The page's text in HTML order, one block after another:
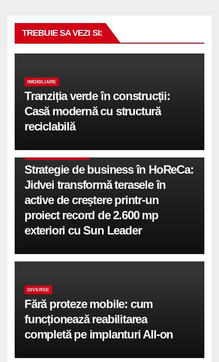
TREBUIE SA VEZI SI:
IMOBILIARE
Tranziția verde în construcții:
Casă modernă cu structură
reciclabilă
Strategie de business în HoReCa:
Jidvei transformă terasele în
active de creștere printr-un
proiect record de 2.600 mp
exteriori cu Sun Leader
DIVERSE
Fără proteze mobile: cum
funcționează reabilitarea
completă pe implanturi All-on